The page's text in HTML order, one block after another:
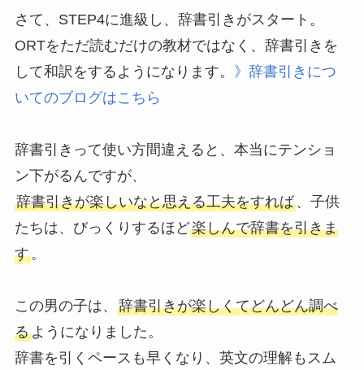
さて、STEP4に進級し、辞書引きがスタート。
ORTをただ読むだけの教材ではなく、辞書引きを
して和訳をするようになります。 》辞書引きにつ
いてのブログはこちら
辞書引きって使い方間違えると、本当にテンショ
ン下がるんですが、
辞書引きが楽しいなと思える工夫をすれば、子供
たちは、びっくりするほど楽しんで辞書を引きま
す。
この男の子は、 辞書引きが楽しくてどんどん調べ
るようになりました。
辞書を引くペースも早くなり、英文の理解もスム